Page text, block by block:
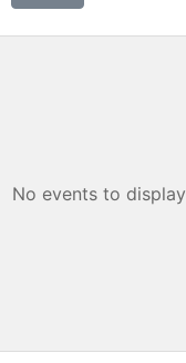
No events to display